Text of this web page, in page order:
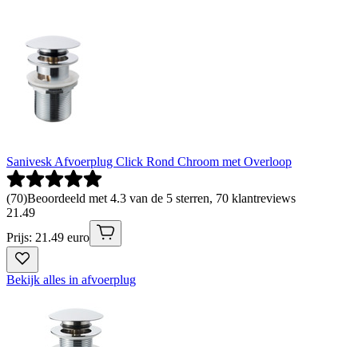
Sanivesk Afvoerplug Click Rond Chroom met Overloop
(70)Beoordeeld met 4.3 van de 5 sterren, 70 klantreviews
21 .49
Prijs: 21.49 euro
Bekijk alles in afvoerplug